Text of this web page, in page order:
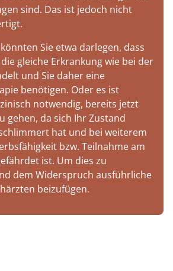
sind. Das ist jedoch nicht
Sie etwa darlegen, dass
gleiche Erkrankung wie bei der
und Sie daher eine
benötigen. Oder es ist
notwendig, bereits jetzt
gehen, da sich Ihr Zustand
hat und bei weiterem
bzw. Teilnahme am
ist. Um dies zu
dem Widerspruch ausführliche
beizufügen.